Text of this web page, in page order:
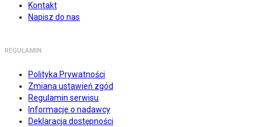
Kontakt
Napisz do nas
REGULAMIN
Polityka Prywatności
Zmiana ustawień zgód
Regulamin serwisu
Informacje o nadawcy
Deklaracja dostępności